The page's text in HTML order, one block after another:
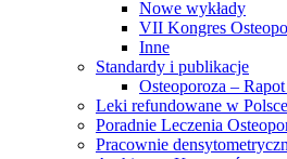
Nowe wykłady
VII Kongres
Inne
Standardy i publikacje
Osteoporoza –
Leki refundowane w Polsce
Poradnie Leczenia
Pracownie